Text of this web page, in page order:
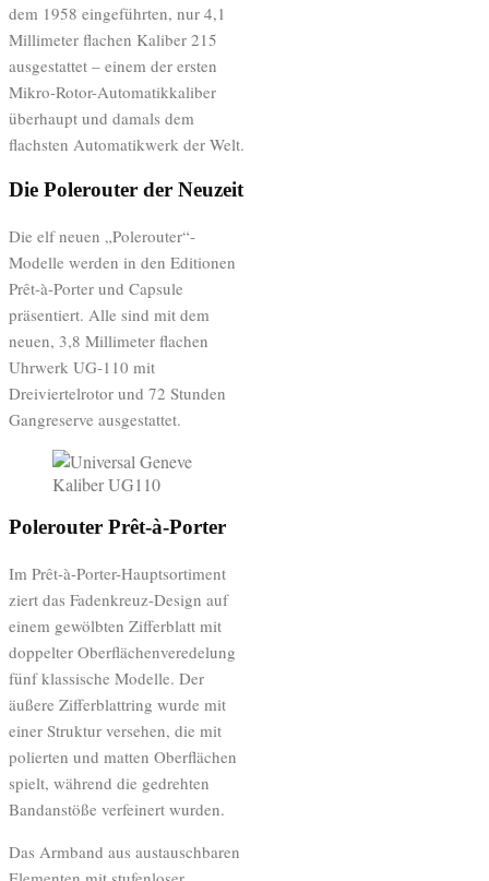
dem 1958 eingeführten, nur 4,1
Millimeter flachen Kaliber 215
ausgestattet – einem der ersten
Mikro-Rotor-Automatikkaliber
überhaupt und damals dem
flachsten Automatikwerk der Welt.
Die Polerouter der Neuzeit
Die elf neuen „Polerouter“-
Modelle werden in den Editionen
Prêt-à-Porter und Capsule
präsentiert. Alle sind mit dem
neuen, 3,8 Millimeter flachen
Uhrwerk UG-110 mit
Dreiviertelrotor und 72 Stunden
Gangreserve ausgestattet.
Polerouter Prêt-à-Porter
Im Prêt-à-Porter-Hauptsortiment
ziert das Fadenkreuz-Design auf
einem gewölbten Zifferblatt mit
doppelter Oberflächenveredelung
fünf klassische Modelle. Der
äußere Zifferblattring wurde mit
einer Struktur versehen, die mit
polierten und matten Oberflächen
spielt, während die gedrehten
Bandanstöße verfeinert wurden.
Das Armband aus austauschbaren